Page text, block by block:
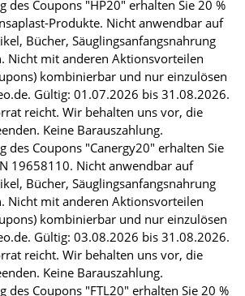
des Coupons "HP20" erhalten Sie 20 %
Produkte. Nicht anwendbar auf
Bücher, Säuglingsanfangsnahrung
Nicht mit anderen Aktionsvorteilen
kombinierbar und nur einzulösen
Gültig: 01.07.2026 bis 31.08.2026.
reicht. Wir behalten uns vor, die
Keine Barauszahlung.
des Coupons "Canergy20" erhalten Sie
19658110. Nicht anwendbar auf
Bücher, Säuglingsanfangsnahrung
Nicht mit anderen Aktionsvorteilen
kombinierbar und nur einzulösen
Gültig: 03.08.2026 bis 31.08.2026.
reicht. Wir behalten uns vor, die
Keine Barauszahlung.
des Coupons "FTL20" erhalten Sie 20 %